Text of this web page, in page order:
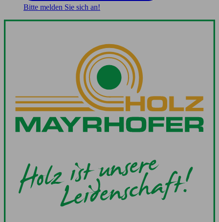
Bitte melden Sie sich an!